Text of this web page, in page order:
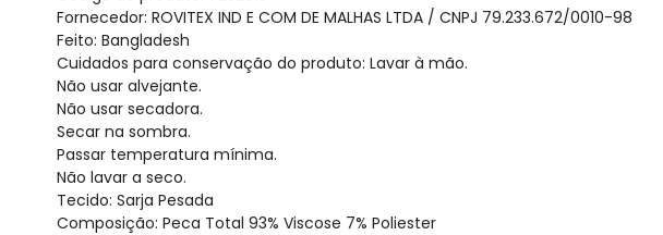
Fornecedor: ROVITEX IND E COM DE MALHAS LTDA / CNPJ 79.233.672/0010-98
Feito: Bangladesh
Cuidados para conservação do produto: Lavar à mão.
Não usar alvejante.
Não usar secadora.
Secar na sombra.
Passar temperatura mínima.
Não lavar a seco.
Tecido: Sarja Pesada
Composição: Peca Total 93% Viscose 7% Poliester